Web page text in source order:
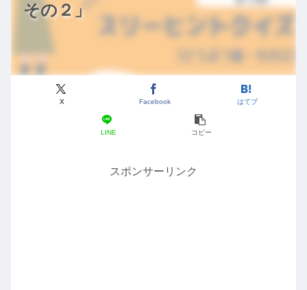
その２」
X Facebook はてブ
LINE コピー
スポンサーリンク